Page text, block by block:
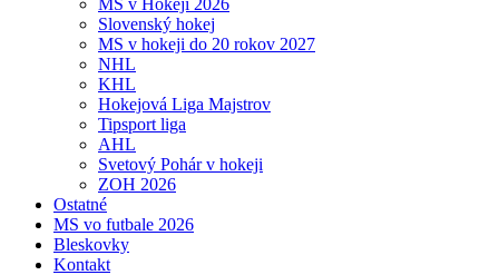
MS v Hokeji 2026
Slovenský hokej
MS v hokeji do 20 rokov 2027
NHL
KHL
Hokejová Liga Majstrov
Tipsport liga
AHL
Svetový Pohár v hokeji
ZOH 2026
Ostatné
MS vo futbale 2026
Bleskovky
Kontakt